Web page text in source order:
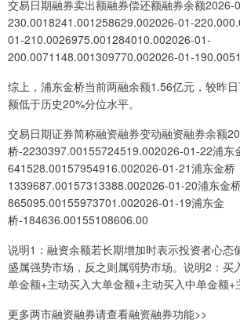
交易日期融券卖出额融券偿还额融券余额2026-
230.0018241.001258629.002026-01-
01-210.0026975.001284010.002026-01-
200.0071148.001309770.002026-01-
综上，浦东金桥当前两融余额1.56亿元，较昨
额低于历史20%分位水平。
交易日期证券简称融资融券变动融资融券余额
桥-2230397.00155724519.002026-01-22浦东
641528.00157954916.002026-01-21浦东金桥
1339687.00157313388.002026-01-20浦东金
865095.00155973701.002026-01-19浦东金
桥-184636.00155108606.00
说明1：融资余额若长期增加时表示投资者心态
盛属强势市场，反之则属弱势市场。说明2：买
单金额+主动买入大单金额+主动买入中单金额+
更多两市融资融券请查看融资融券功能>>